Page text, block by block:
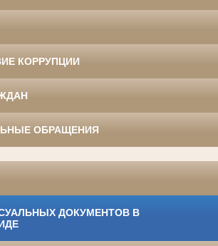
КОРРУПЦИИ
ОБРАЩЕНИЯ
ДОКУМЕНТОВ В